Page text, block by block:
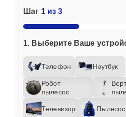
Шаг 1 из 3
1. Выберите Ваше
Телефон Ноутбук
Робот-
пылесос
Телевизор
Пылесос